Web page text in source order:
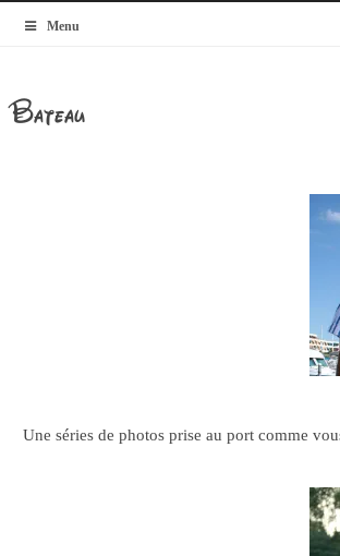
Menu
MyBlogMode
Bateau
Une séries de photos prise au port comme